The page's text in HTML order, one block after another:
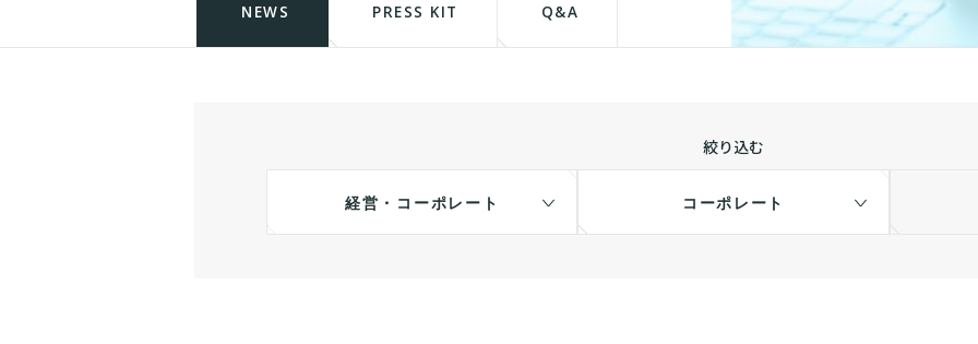
NEWS PRESS KIT Q&A
絞り込む
経営・コーポレート コーポレート